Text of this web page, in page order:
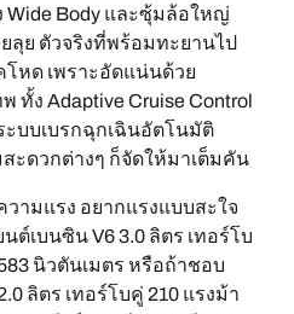
Wide Body และซุ้มล้อใหญ่
ลุย ตัวจริงที่พร้อมทะยานไป
หด เพราะอัดแน่นด้วย
ทั้ง Adaptive Cruise Control
บบเบรกฉุกเฉินอัตโนมัติ
ะดวกต่างๆ ก็จัดให้มาเต็มคัน
ามแรง อยากแรงแบบสะใจ
ต์เบนซิน V6 3.0 ลิตร เทอร์โบ
นิวตันเมตร หรือถ้าชอบ
ลิตร เทอร์โบคู่ 210 แรงม้า